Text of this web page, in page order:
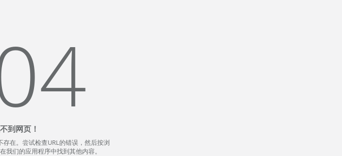
到网页！
在。尝试检查URL的错误，然后按浏
我们的应用程序中找到其他内容。